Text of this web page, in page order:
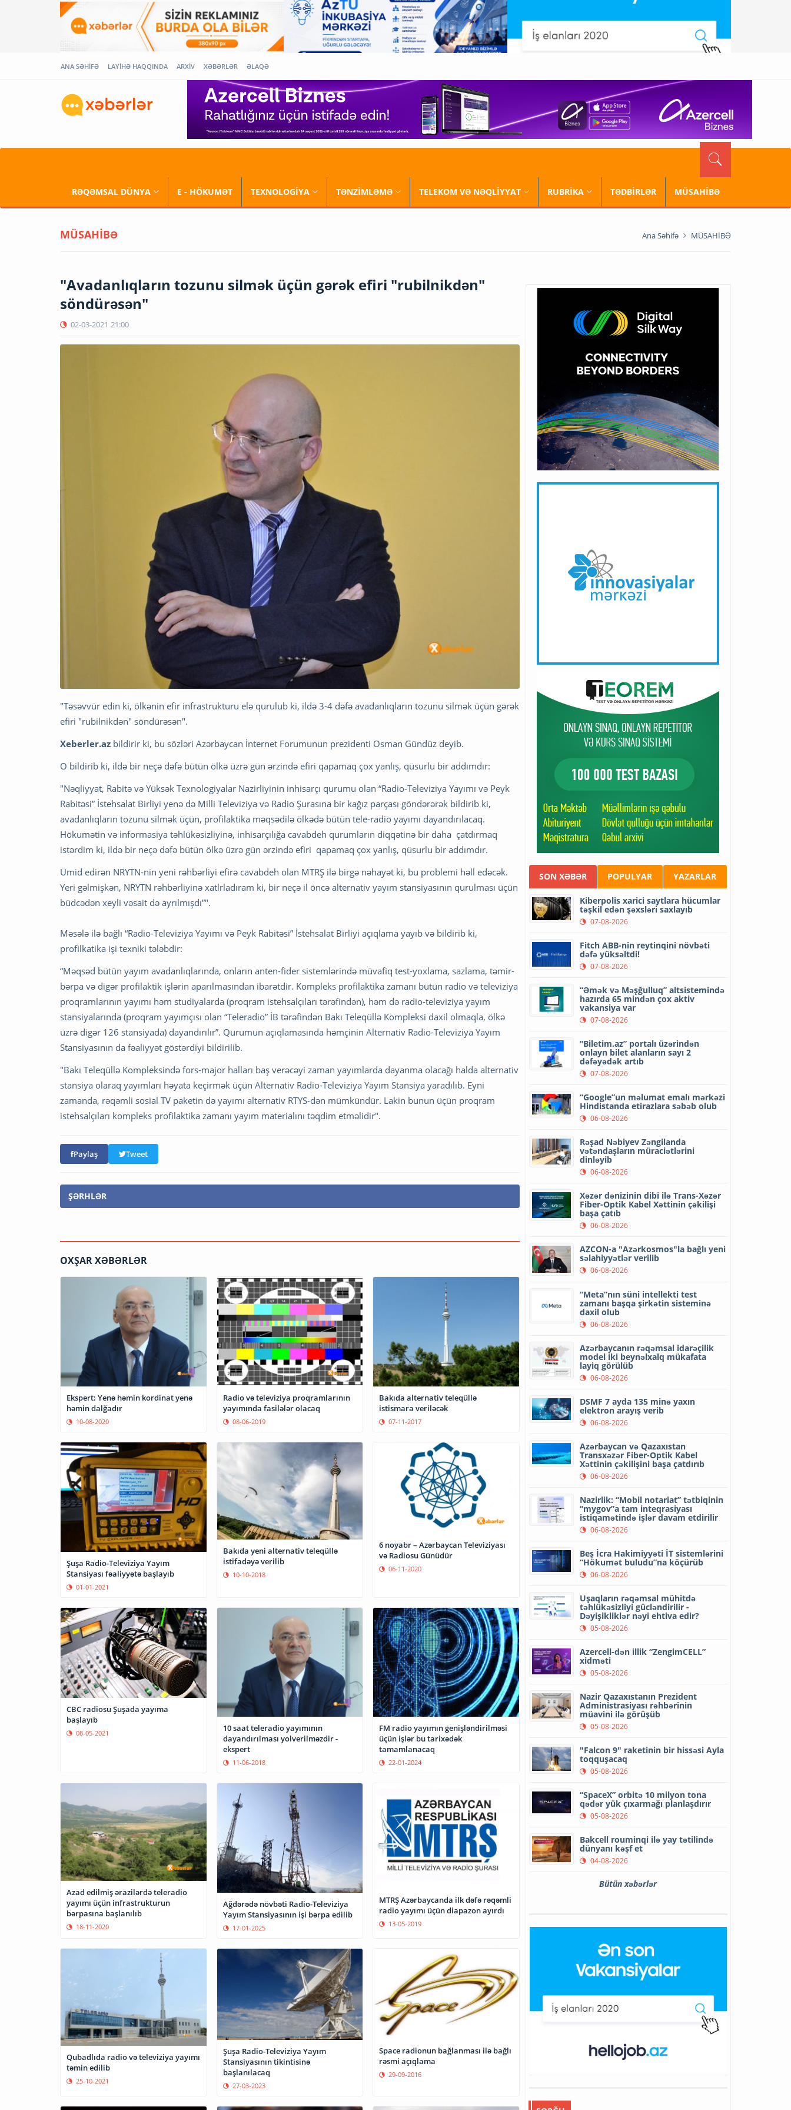
ANA SƏHİFƏ LAYİHƏ HAQQINDA ARXİV XƏBƏRLƏR ƏLAQƏ
RƏQƏMSAL DÜNYA E - HÖKUMƏT TEXNOLOGİYA TƏNZİMLƏMƏ TELEKOM VƏ NƏQLİYYAT RUBRİKA TƏDBİRLƏR MÜSAHİBƏ
MÜSAHİBƏ Ana Səhifə MÜSAHİBƏ
"Avadanlıqların tozunu silmək üçün gərək efiri "rubilnikdən"
söndürəsən"
02-03-2021 21:00
"Təsəvvür edin ki, ölkənin efir infrastrukturu elə qurulub ki, ildə 3-4 dəfə avadanlıqların tozunu silmək üçün gərək
efiri "rubilnikdən" söndürəsən".
Xeberler.az bildirir ki, bu sözləri Azərbaycan İnternet Forumunun prezidenti Osman Gündüz deyib.
O bildirib ki, ildə bir neçə dəfə bütün ölkə üzrə gün ərzində efiri qapamaq çox yanlış, qüsurlu bir addımdır:
"Nəqliyyat, Rabitə və Yüksək Texnologiyalar Nazirliyinin inhisarçı qurumu olan “Radio-Televiziya Yayımı və Peyk
Rabitəsi” İstehsalat Birliyi yenə də Milli Televiziya və Radio Şurasına bir kağız parçası göndərərək bildirib ki,
avadanlıqların tozunu silmək üçün, profilaktika məqsədilə ölkədə bütün tele-radio yayımı dayandırılacaq.
Hökumətin və informasiya təhlükəsizliyinə, inhisarçılığa cavabdeh qurumların diqqətinə bir daha çatdırmaq
istərdim ki, ildə bir neçə dəfə bütün ölkə üzrə gün ərzində efiri qapamaq çox yanlış, qüsurlu bir addımdır.
Ümid edirən NRYTN-nin yeni rəhbərliyi efirə cavabdeh olan MTRŞ ilə birgə nəhayət ki, bu problemi həll edəcək.
Yeri gəlmişkən, NRYTN rəhbərliyinə xatlrladıram ki, bir neçə il öncə alternativ yayım stansiyasının qurulması üçün
büdcədən xeyli vəsait də ayrılmışdı”".
Məsələ ilə bağlı “Radio-Televiziya Yayımı və Peyk Rabitəsi” İstehsalat Birliyi açıqlama yayıb və bildirib ki,
profilkatika işi texniki tələbdir:
“Məqsəd bütün yayım avadanlıqlarında, onların anten-fider sistemlərində müvafiq test-yoxlama, sazlama, təmir-
bərpa və digər profilaktik işlərin aparılmasından ibarətdir. Kompleks profilaktika zamanı bütün radio və televiziya
proqramlarının yayımı həm studiyalarda (proqram istehsalçıları tərəfindən), həm də radio-televiziya yayım
stansiyalarında (proqram yayımçısı olan “Teleradio” İB tərəfindən Bakı Teleqüllə Kompleksi daxil olmaqla, ölkə
üzrə digər 126 stansiyada) dayandırılır”. Qurumun açıqlamasında həmçinin Alternativ Radio-Televiziya Yayım
Stansiyasının da fəaliyyət göstərdiyi bildirilib.
"Bakı Teleqüllə Kompleksində fors-major halları baş verəcəyi zaman yayımlarda dayanma olacağı halda alternativ
stansiya olaraq yayımları həyata keçirmək üçün Alternativ Radio-Televiziya Yayım Stansiya yaradılıb. Eyni
zamanda, rəqəmli sosial TV paketin də yayımı alternativ RTYS-dən mümkündür. Lakin bunun üçün proqram
istehsalçıları kompleks profilaktika zamanı yayım materialını təqdim etməlidir".
Paylaş Tweet
ŞƏRHLƏR
OXŞAR XƏBƏRLƏR
Ekspert: Yenə həmin kordinat yenə
həmin dalğadır
10-08-2020
Radio və televiziya proqramlarının
yayımında fasilələr olacaq
08-06-2019
Bakıda alternativ teleqüllə
istismara veriləcək
07-11-2017
Şuşa Radio-Televiziya Yayım
Stansiyası fəaliyyətə başlayıb
01-01-2021
Bakıda yeni alternativ teleqüllə
istifadəyə verilib
10-10-2018
6 noyabr – Azərbaycan Televiziyası
və Radiosu Günüdür
06-11-2020
CBC radiosu Şuşada yayıma
başlayıb
08-05-2021
10 saat teleradio yayımının
dayandırılması yolverilməzdir -
ekspert
11-06-2018
FM radio yayımın genişləndirilməsi
üçün işlər bu tarixədək
tamamlanacaq
22-01-2024
Azad edilmiş ərazilərdə teleradio
yayımı üçün infrastrukturun
bərpasına başlanılıb
18-11-2020
Ağdərədə növbəti Radio-Televiziya
Yayım Stansiyasının işi bərpa edilib
17-01-2025
MTRŞ Azərbaycanda ilk dəfə rəqəmli
radio yayımı üçün diapazon ayırdı
13-05-2019
Qubadlıda radio və televiziya yayımı
təmin edilib
25-10-2021
Şuşa Radio-Televiziya Yayım
Stansiyasının tikintisinə
başlanılacaq
27-03-2023
Space radionun bağlanması ilə bağlı
rəsmi açıqlama
29-09-2016
SON XƏBƏR POPULYAR YAZARLAR
Kiberpolis xarici saytlara hücumlar
təşkil edən şəxsləri saxlayıb
07-08-2026
Fitch ABB-nin reytinqini növbəti
dəfə yüksəltdi!
07-08-2026
“Əmək və Məşğulluq” altsistemində
hazırda 65 mindən çox aktiv
vakansiya var
07-08-2026
“Biletim.az” portalı üzərindən
onlayn bilet alanların sayı 2
dəfəyədək artıb
07-08-2026
“Google”un məlumat emalı mərkəzi
Hindistanda etirazlara səbəb olub
06-08-2026
Rəşad Nəbiyev Zəngilanda
vətəndaşların müraciətlərini
dinləyib
06-08-2026
Xəzər dənizinin dibi ilə Trans-Xəzər
Fiber-Optik Kabel Xəttinin çəkilişi
başa çatıb
06-08-2026
AZCON-a "Azərkosmos"la bağlı yeni
səlahiyyətlər verilib
06-08-2026
“Meta”nın süni intellekti test
zamanı başqa şirkətin sisteminə
daxil olub
06-08-2026
Azərbaycanın rəqəmsal idarəçilik
model iki beynəlxalq mükafata
layiq görülüb
06-08-2026
DSMF 7 ayda 135 minə yaxın
elektron arayış verib
06-08-2026
Azərbaycan və Qazaxıstan
Transxəzər Fiber-Optik Kabel
Xəttinin çəkilişini başa çatdırıb
06-08-2026
Nazirlik: “Mobil notariat” tətbiqinin
“mygov”a tam inteqrasiyası
istiqamətində işlər davam etdirilir
06-08-2026
Beş İcra Hakimiyyəti İT sistemlərini
“Hökumət buludu”na köçürüb
06-08-2026
Uşaqların rəqəmsal mühitdə
təhlükəsizliyi gücləndirilir -
Dəyişikliklər nəyi ehtiva edir?
05-08-2026
Azercell-dən illik “ZengimCELL”
xidməti
05-08-2026
Nazir Qazaxıstanın Prezident
Administrasiyası rəhbərinin
müavini ilə görüşüb
05-08-2026
"Falcon 9" raketinin bir hissəsi Ayla
toqquşacaq
05-08-2026
“SpaceX” orbitə 10 milyon tona
qədər yük çıxarmağı planlaşdırır
05-08-2026
Bakcell rouminqi ilə yay tətilində
dünyanı kəşf et
04-08-2026
Bütün xəbərlər